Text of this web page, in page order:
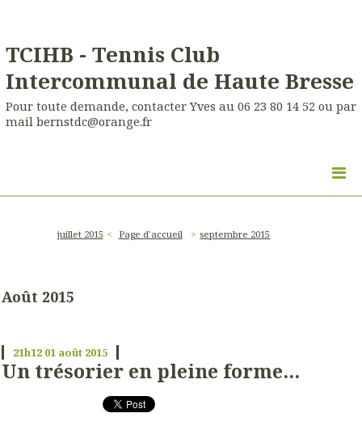
TCIHB - Tennis Club
Intercommunal de Haute Bresse
Pour toute demande, contacter Yves au 06 23 80 14 52 ou par
mail bernstdc@orange.fr
juillet 2015 Page d'accueil septembre 2015
Août 2015
21h12 01 août 2015
Un trésorier en pleine forme...